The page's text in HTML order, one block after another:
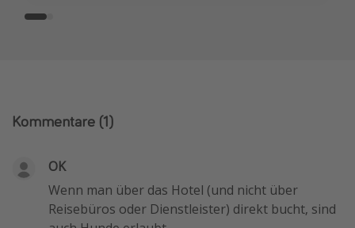
Kommentare (1)
OK
Wenn man über das Hotel (und nicht über
Reisebüros oder Dienstleister) direkt bucht, sind